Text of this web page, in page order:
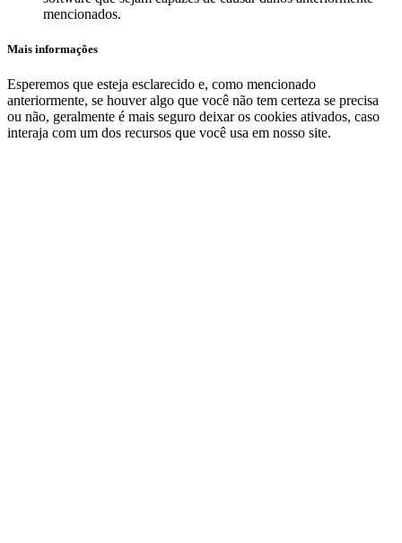
mencionados.
Mais informações
Esperemos que esteja esclarecido e, como mencionado
anteriormente, se houver algo que você não tem certeza se precisa
ou não, geralmente é mais seguro deixar os cookies ativados, caso
interaja com um dos recursos que você usa em nosso site.